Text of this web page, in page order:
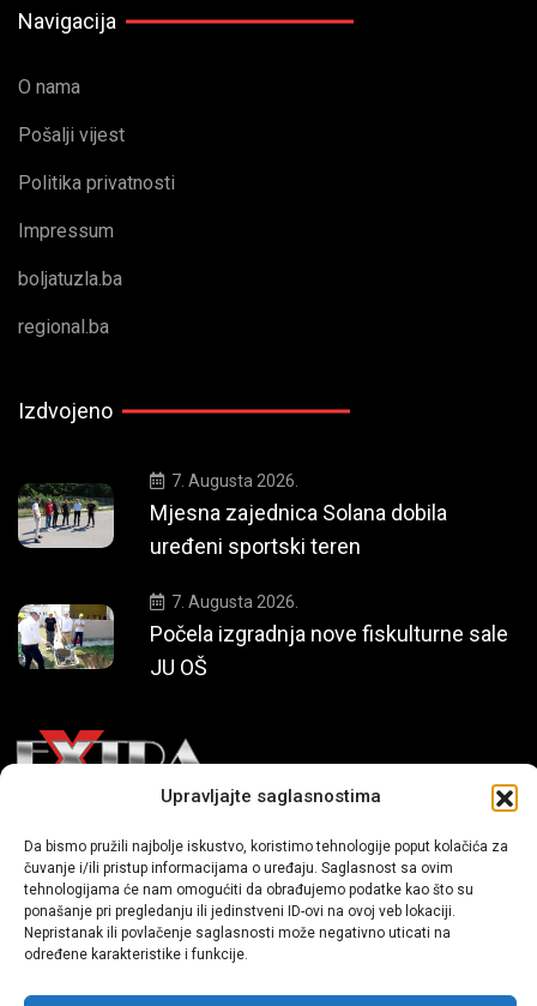
Upravljajte saglasnostima
Da bismo pružili najbolje iskustvo, koristimo tehnologije poput kolačića za
čuvanje i/ili pristup informacijama o uređaju. Saglasnost sa ovim
tehnologijama će nam omogućiti da obrađujemo podatke kao što su
ponašanje pri pregledanju ili jedinstveni ID-ovi na ovoj veb lokaciji.
Nepristanak ili povlačenje saglasnosti može negativno uticati na
određene karakteristike i funkcije.
Navigacija
O nama
Pošalji vijest
Politika privatnosti
Impressum
boljatuzla.ba
regional.ba
Izdvojeno
7. Augusta 2026.
Mjesna zajednica Solana dobila
uređeni sportski teren
7. Augusta 2026.
Počela izgradnja nove fiskulturne sale
JU OŠ
Mi smo moderni portal zabavnog karaktera koji donosi vijesti i
priče iz života, svijeta showbiza, lifestyle-a i popularne kulture.